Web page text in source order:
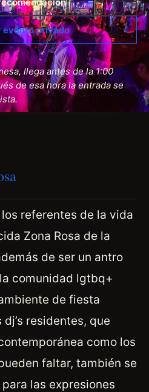
evento privado
llega antes de la 1:00
de esa hora la entrada se
referentes de la vida
Zona Rosa de la
de ser un antro
comunidad lgtbq+
de fiesta
residentes, que
como los
faltar, también se
las expresiones